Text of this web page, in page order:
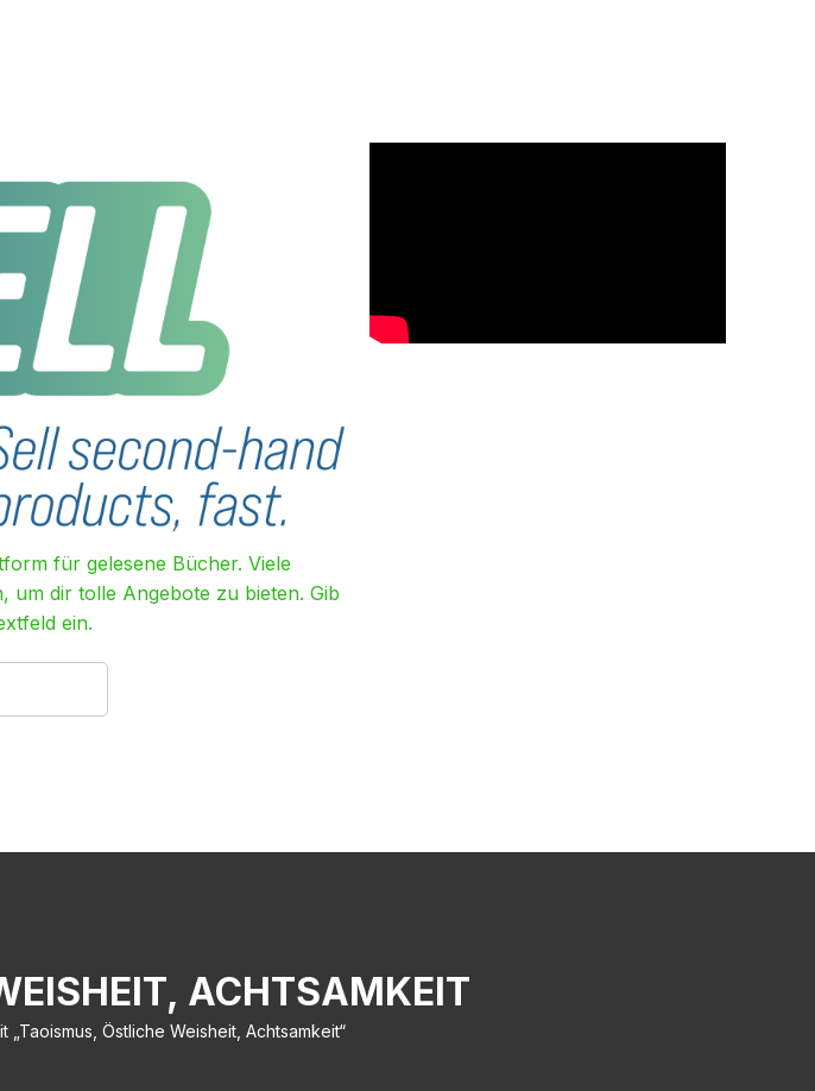
für gelesene Bücher. Viele
um dir tolle Angebote zu bieten. Gib
ein.
ACHTSAMKEIT
Östliche Weisheit, Achtsamkeit“